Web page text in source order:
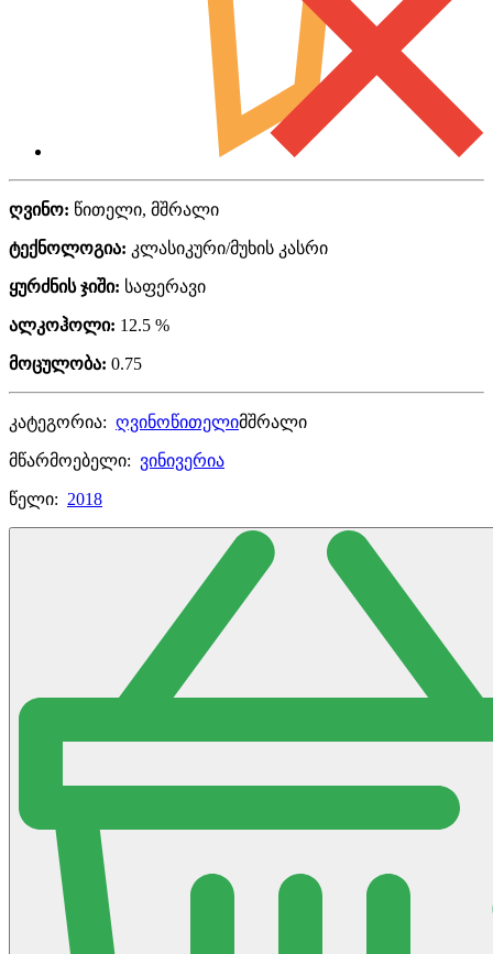
ღვინო: წითელი, მშრალი
ტექნოლოგია: კლასიკური/მუხის კასრი
ყურძნის ჯიში: საფერავი
ალკოჰოლი: 12.5 %
მოცულობა: 0.75
კატეგორია: ღვინოწითელიმშრალი
მწარმოებელი: ვინივერია
წელი: 2018